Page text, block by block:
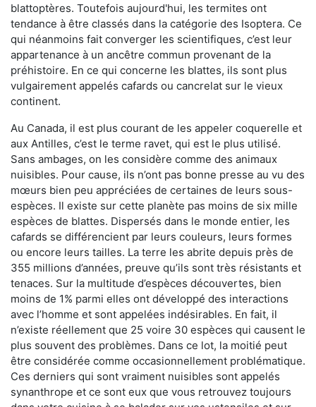
blattoptères. Toutefois aujourd'hui, les termites ont
tendance à être classés dans la catégorie des Isoptera. Ce
qui néanmoins fait converger les scientifiques, c’est leur
appartenance à un ancêtre commun provenant de la
préhistoire. En ce qui concerne les blattes, ils sont plus
vulgairement appelés cafards ou cancrelat sur le vieux
continent.
Au Canada, il est plus courant de les appeler coquerelle et
aux Antilles, c’est le terme ravet, qui est le plus utilisé.
Sans ambages, on les considère comme des animaux
nuisibles. Pour cause, ils n’ont pas bonne presse au vu des
mœurs bien peu appréciées de certaines de leurs sous-
espèces. Il existe sur cette planète pas moins de six mille
espèces de blattes. Dispersés dans le monde entier, les
cafards se différencient par leurs couleurs, leurs formes
ou encore leurs tailles. La terre les abrite depuis près de
355 millions d’années, preuve qu’ils sont très résistants et
tenaces. Sur la multitude d’espèces découvertes, bien
moins de 1% parmi elles ont développé des interactions
avec l’homme et sont appelées indésirables. En fait, il
n’existe réellement que 25 voire 30 espèces qui causent le
plus souvent des problèmes. Dans ce lot, la moitié peut
être considérée comme occasionnellement problématique.
Ces derniers qui sont vraiment nuisibles sont appelés
synanthrope et ce sont eux que vous retrouvez toujours